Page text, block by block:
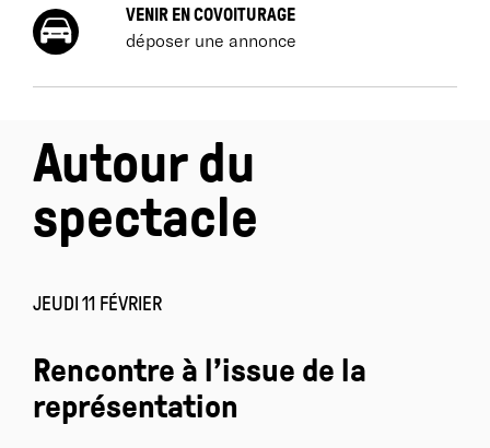
VENIR EN COVOITURAGE
déposer une annonce
Autour du
spectacle
JEUDI 11 FÉVRIER
Rencontre à l’issue de la
représentation